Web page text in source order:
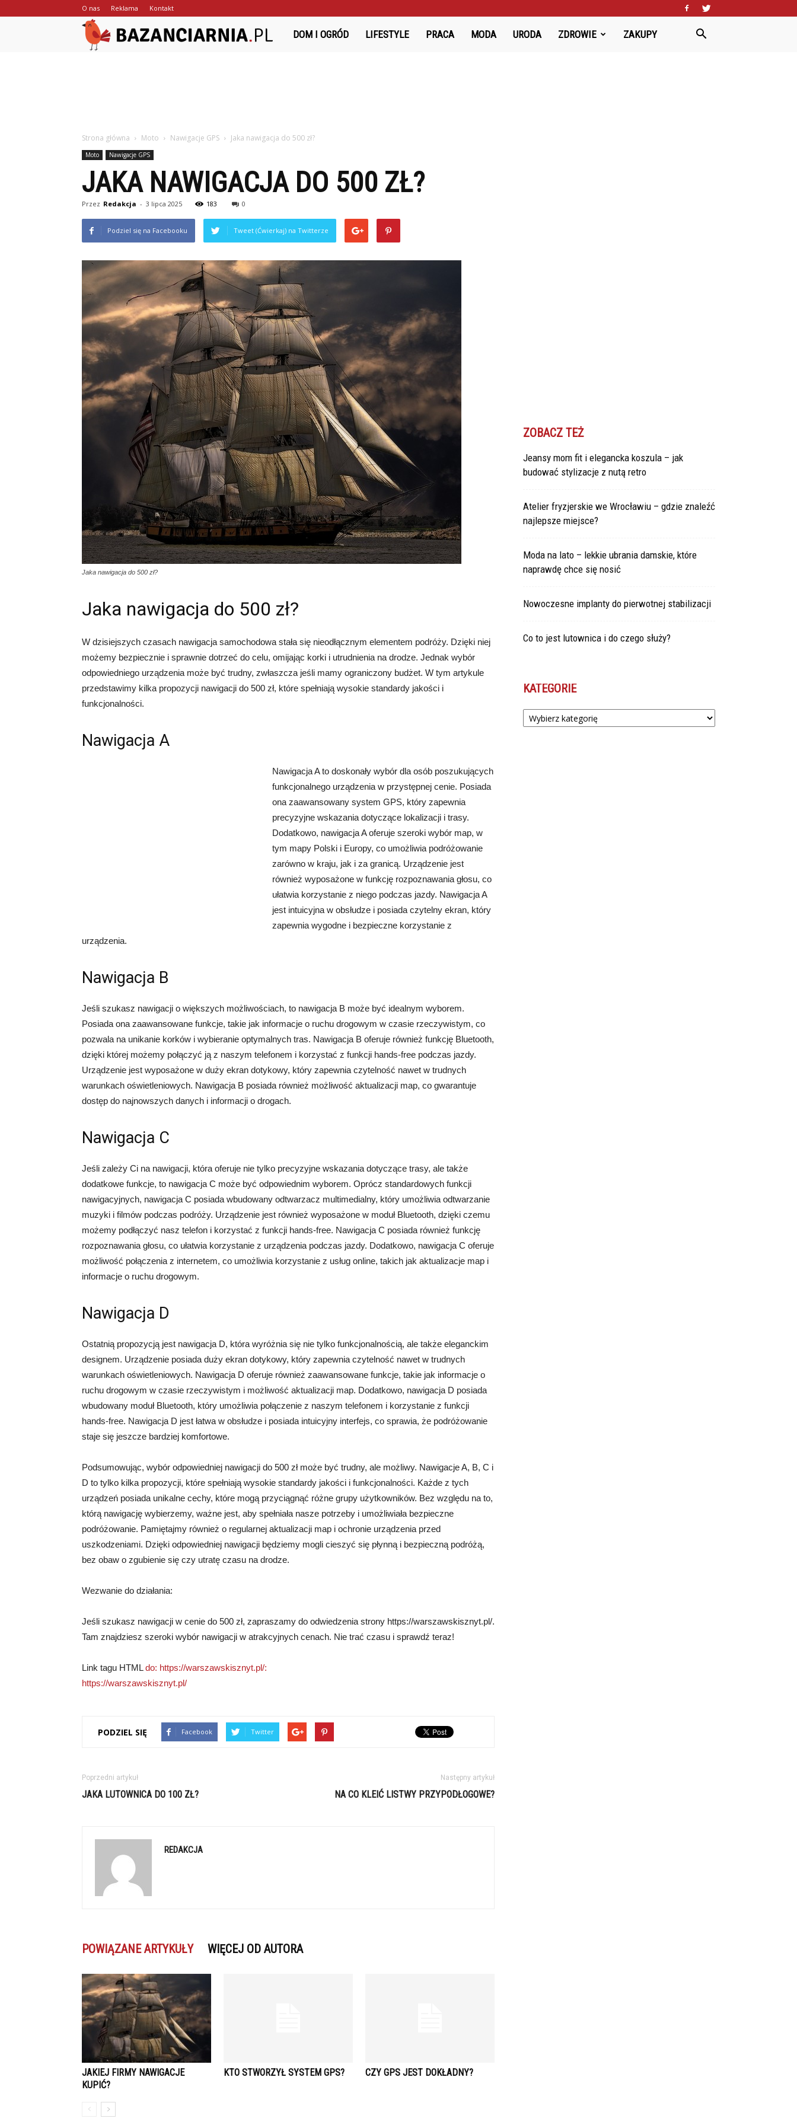
O nas Reklama Kontakt
Bazanciarnia.pl
DOM I OGRÓD LIFESTYLE PRACA MODA URODA ZDROWIE ZAKUPY
Strona główna Moto Nawigacje GPS Jaka nawigacja do 500 zł?
Moto Nawigacje GPS
JAKA NAWIGACJA DO 500 ZŁ?
Przez Redakcja - 3 lipca 2025 183 0
Podziel się na Facebooku Tweet (Ćwierkaj) na Twitterze
Jaka nawigacja do 500 zł?
Jaka nawigacja do 500 zł?
W dzisiejszych czasach nawigacja samochodowa stała się nieodłącznym elementem podróży. Dzięki niej
możemy bezpiecznie i sprawnie dotrzeć do celu, omijając korki i utrudnienia na drodze. Jednak wybór
odpowiedniego urządzenia może być trudny, zwłaszcza jeśli mamy ograniczony budżet. W tym artykule
przedstawimy kilka propozycji nawigacji do 500 zł, które spełniają wysokie standardy jakości i
funkcjonalności.
Nawigacja A
Nawigacja A to doskonały wybór dla osób poszukujących
funkcjonalnego urządzenia w przystępnej cenie. Posiada
ona zaawansowany system GPS, który zapewnia
precyzyjne wskazania dotyczące lokalizacji i trasy.
Dodatkowo, nawigacja A oferuje szeroki wybór map, w
tym mapy Polski i Europy, co umożliwia podróżowanie
zarówno w kraju, jak i za granicą. Urządzenie jest
również wyposażone w funkcję rozpoznawania głosu, co
ułatwia korzystanie z niego podczas jazdy. Nawigacja A
jest intuicyjna w obsłudze i posiada czytelny ekran, który
zapewnia wygodne i bezpieczne korzystanie z
urządzenia.
Nawigacja B
Jeśli szukasz nawigacji o większych możliwościach, to nawigacja B może być idealnym wyborem.
Posiada ona zaawansowane funkcje, takie jak informacje o ruchu drogowym w czasie rzeczywistym, co
pozwala na unikanie korków i wybieranie optymalnych tras. Nawigacja B oferuje również funkcję Bluetooth,
dzięki której możemy połączyć ją z naszym telefonem i korzystać z funkcji hands-free podczas jazdy.
Urządzenie jest wyposażone w duży ekran dotykowy, który zapewnia czytelność nawet w trudnych
warunkach oświetleniowych. Nawigacja B posiada również możliwość aktualizacji map, co gwarantuje
dostęp do najnowszych danych i informacji o drogach.
Nawigacja C
Jeśli zależy Ci na nawigacji, która oferuje nie tylko precyzyjne wskazania dotyczące trasy, ale także
dodatkowe funkcje, to nawigacja C może być odpowiednim wyborem. Oprócz standardowych funkcji
nawigacyjnych, nawigacja C posiada wbudowany odtwarzacz multimedialny, który umożliwia odtwarzanie
muzyki i filmów podczas podróży. Urządzenie jest również wyposażone w moduł Bluetooth, dzięki czemu
możemy podłączyć nasz telefon i korzystać z funkcji hands-free. Nawigacja C posiada również funkcję
rozpoznawania głosu, co ułatwia korzystanie z urządzenia podczas jazdy. Dodatkowo, nawigacja C oferuje
możliwość połączenia z internetem, co umożliwia korzystanie z usług online, takich jak aktualizacje map i
informacje o ruchu drogowym.
Nawigacja D
Ostatnią propozycją jest nawigacja D, która wyróżnia się nie tylko funkcjonalnością, ale także eleganckim
designem. Urządzenie posiada duży ekran dotykowy, który zapewnia czytelność nawet w trudnych
warunkach oświetleniowych. Nawigacja D oferuje również zaawansowane funkcje, takie jak informacje o
ruchu drogowym w czasie rzeczywistym i możliwość aktualizacji map. Dodatkowo, nawigacja D posiada
wbudowany moduł Bluetooth, który umożliwia połączenie z naszym telefonem i korzystanie z funkcji
hands-free. Nawigacja D jest łatwa w obsłudze i posiada intuicyjny interfejs, co sprawia, że podróżowanie
staje się jeszcze bardziej komfortowe.
Podsumowując, wybór odpowiedniej nawigacji do 500 zł może być trudny, ale możliwy. Nawigacje A, B, C i
D to tylko kilka propozycji, które spełniają wysokie standardy jakości i funkcjonalności. Każde z tych
urządzeń posiada unikalne cechy, które mogą przyciągnąć różne grupy użytkowników. Bez względu na to,
którą nawigację wybierzemy, ważne jest, aby spełniała nasze potrzeby i umożliwiała bezpieczne
podróżowanie. Pamiętajmy również o regularnej aktualizacji map i ochronie urządzenia przed
uszkodzeniami. Dzięki odpowiedniej nawigacji będziemy mogli cieszyć się płynną i bezpieczną podróżą,
bez obaw o zgubienie się czy utratę czasu na drodze.
Wezwanie do działania:
Jeśli szukasz nawigacji w cenie do 500 zł, zapraszamy do odwiedzenia strony https://warszawskisznyt.pl/.
Tam znajdziesz szeroki wybór nawigacji w atrakcyjnych cenach. Nie trać czasu i sprawdź teraz!
Link tagu HTMLdo: https://warszawskisznyt.pl/:
https://warszawskisznyt.pl/
PODZIEL SIĘ Facebook Twitter
Poprzedni artykuł
JAKA LUTOWNICA DO 100 ZŁ?
Następny artykuł
NA CO KLEIĆ LISTWY PRZYPODŁOGOWE?
REDAKCJA
POWIĄZANE ARTYKUŁY WIĘCEJ OD AUTORA
JAKIEJ FIRMY NAWIGACJE
KUPIĆ?
KTO STWORZYŁ SYSTEM GPS? CZY GPS JEST DOKŁADNY?
ZOBACZ TEŻ
Jeansy mom fit i elegancka koszula – jak
budować stylizacje z nutą retro
Atelier fryzjerskie we Wrocławiu – gdzie znaleźć
najlepsze miejsce?
Moda na lato – lekkie ubrania damskie, które
naprawdę chce się nosić
Nowoczesne implanty do pierwotnej stabilizacji
Co to jest lutownica i do czego służy?
KATEGORIE
Kategorie